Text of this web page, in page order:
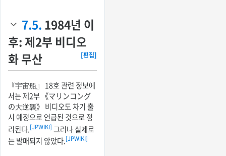
7.5. 1984년 이
후: 제2부 비디오
화 무산
[편집]
『宇宙船』 18호 관련 정보에
서는 제2부 《マリンコング
の大逆襲》 비디오도 차기 출
시 예정으로 언급된 것으로 정
리된다.[JPWIKI] 그러나 실제로
는 발매되지 않았다.[JPWIKI]